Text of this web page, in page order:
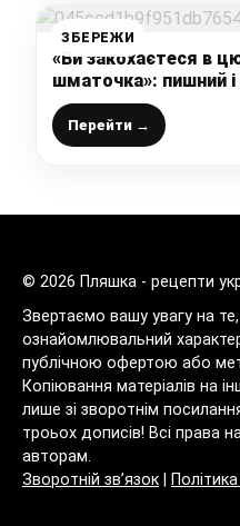
ЗБЕРЕЖИ
«Ви закохаєтеся в
шматочка»: пишний
«12 ложок» –
рецепт, доступний
Перейти →
© 2026 Пляшка - рецепти
Звертаємо вашу увагу на
ознайомлювальний
публічною офертою або
Копіювання матеріалів на
лише зі зворотнім
троьох дописів! Всі права
авторам.
Зворотній зв’язок